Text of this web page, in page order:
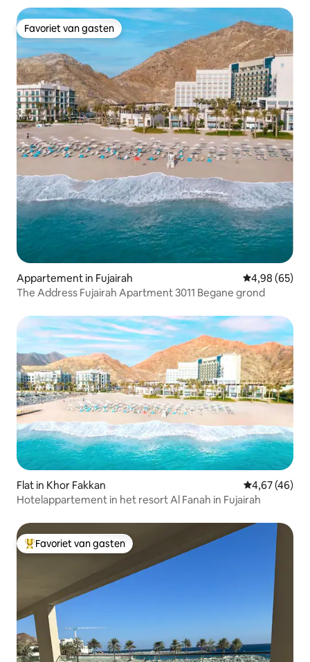
Favoriet van gasten
Favoriet van gasten
Appartement in Fujairah Gemiddelde
4,98 (65)
The Address Fujairah Apartment 3011 Begane grond
Flat in Khor Fakkan Gemiddelde
4,67 (46)
Hotelappartement in het resort Al Fanah in Fujairah
Topfavoriet van gasten
Favoriet van gasten